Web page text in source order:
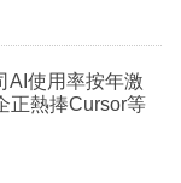
AI使用率按年激
正熱捧Cursor等